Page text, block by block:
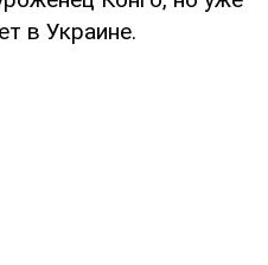
в Украине.